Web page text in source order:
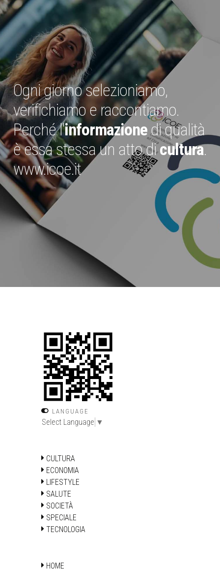
Ogni giorno selezioniamo,
verifichiamo e raccontiamo.
Perché l'informazionedi qualità
è essa stessa un atto dicultura.
www.icoe.it
LANGUAGE
Select Language ▼
CULTURA
ECONOMIA
LIFESTYLE
SALUTE
SOCIETÀ
SPECIALE
TECNOLOGIA
HOME